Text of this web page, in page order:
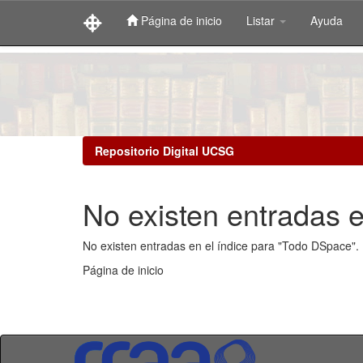
Página de inicio Listar Ayuda
Repositorio Digital UCSG
No existen entradas
No existen entradas en el índice para "Todo DSpace".
Página de inicio